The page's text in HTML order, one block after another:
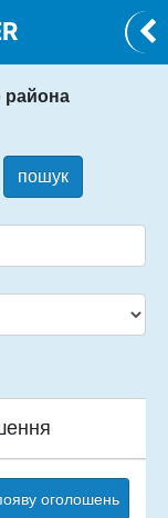
района
пошук
оголошень